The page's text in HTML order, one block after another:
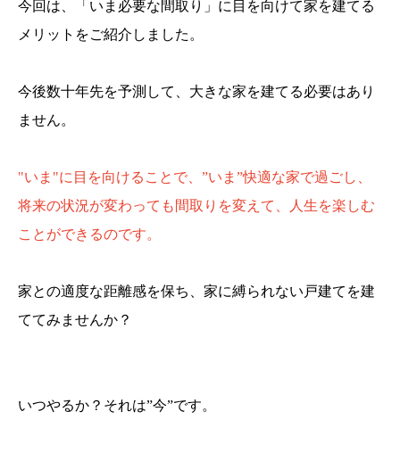
今回は、「いま必要な間取り」に目を向けて家を建てる
メリットをご紹介しました。
今後数十年先を予測して、大きな家を建てる必要はあり
ません。
"いま"に目を向けることで、”いま”快適な家で過ごし、
将来の状況が変わっても間取りを変えて、人生を楽しむ
ことができるのです。
家との適度な距離感を保ち、家に縛られない戸建てを建
ててみませんか？
いつやるか？それは”今”です。